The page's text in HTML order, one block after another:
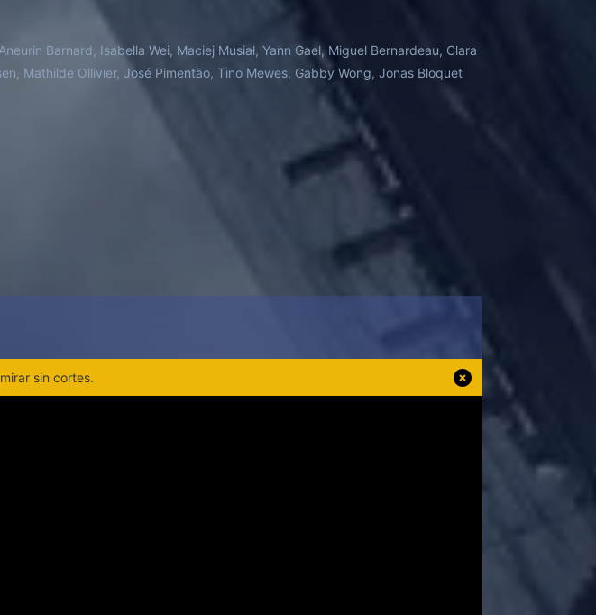
Barnard, Isabella Wei, Maciej Musiał, Yann Gael, Miguel Bernardeau, Clara
Mathilde Ollivier, José Pimentão, Tino Mewes, Gabby Wong, Jonas Bloquet
sin cortes.